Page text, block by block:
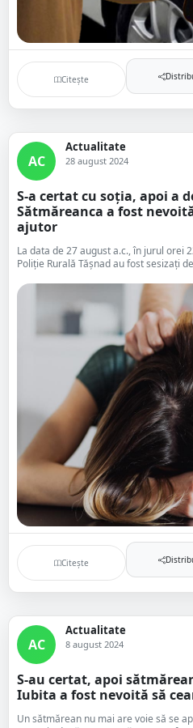
Citește
AC
Actualitate
28 august 2024
S-a certat cu soția, apoi a
Sătmăreanca a fost
ajutor
La data de 27 august a.c., în jurul orei
Poliție Rurală Tășnad au fost sesizați
Citește
AC
Actualitate
8 august 2024
S-au certat, apoi
Iubita a fost nevoită să
Un sătmărean nu mai are voie să se